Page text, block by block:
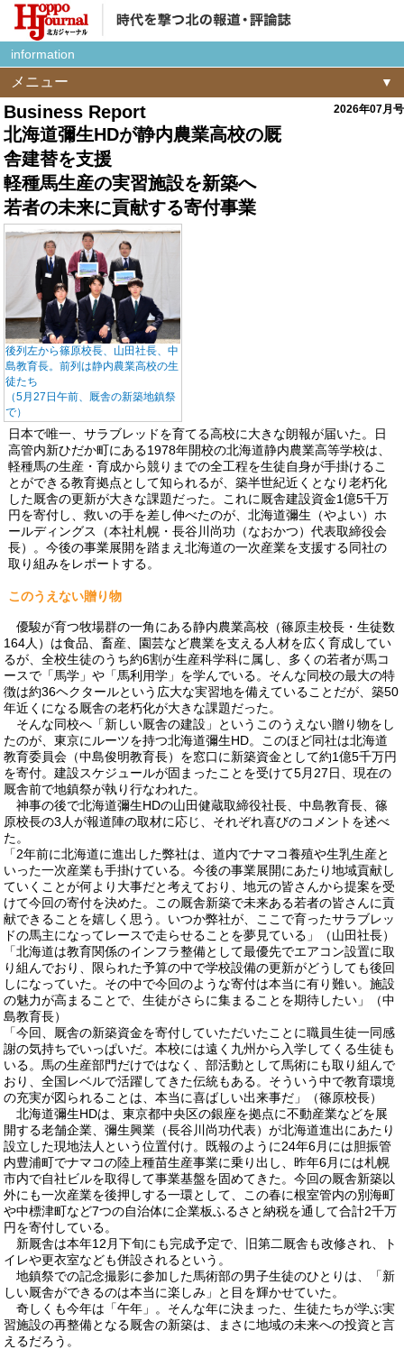
information
メニュー
Business Report
北海道彌生HDが静内農業高校の厩
舎建替を支援
軽種馬生産の実習施設を新築へ
若者の未来に貢献する寄付事業
2026年07月号
後列左から篠原校長、山田社長、中
島教育長。前列は静内農業高校の生
徒たち
（5月27日午前、厩舎の新築地鎮祭
で）
日本で唯一、サラブレッドを育てる高校に大きな朗報が届いた。日
高管内新ひだか町にある1978年開校の北海道静内農業高等学校は、
軽種馬の生産・育成から競りまでの全工程を生徒自身が手掛けるこ
とができる教育拠点として知られるが、築半世紀近くとなり老朽化
した厩舎の更新が大きな課題だった。これに厩舎建設資金1億5千万
円を寄付し、救いの手を差し伸べたのが、北海道彌生（やよい）ホ
ールディングス（本社札幌・長谷川尚功（なおかつ）代表取締役会
長）。今後の事業展開を踏まえ北海道の一次産業を支援する同社の
取り組みをレポートする。
このうえない贈り物
優駿が育つ牧場群の一角にある静内農業高校（篠原圭校長・生徒数
164人）は食品、畜産、園芸など農業を支える人材を広く育成してい
るが、全校生徒のうち約6割が生産科学科に属し、多くの若者が馬コ
ースで「馬学」や「馬利用学」を学んでいる。そんな同校の最大の特
徴は約36ヘクタールという広大な実習地を備えていることだが、築50
年近くになる厩舎の老朽化が大きな課題だった。
そんな同校へ「新しい厩舎の建設」というこのうえない贈り物をし
たのが、東京にルーツを持つ北海道彌生HD。このほど同社は北海道
教育委員会（中島俊明教育長）を窓口に新築資金として約1億5千万円
を寄付。建設スケジュールが固まったことを受けて5月27日、現在の
厩舎前で地鎮祭が執り行なわれた。
神事の後で北海道彌生HDの山田健蔵取締役社長、中島教育長、篠
原校長の3人が報道陣の取材に応じ、それぞれ喜びのコメントを述べ
た。
「2年前に北海道に進出した弊社は、道内でナマコ養殖や生乳生産と
いった一次産業も手掛けている。今後の事業展開にあたり地域貢献し
ていくことが何より大事だと考えており、地元の皆さんから提案を受
けて今回の寄付を決めた。この厩舎新築で未来ある若者の皆さんに貢
献できることを嬉しく思う。いつか弊社が、ここで育ったサラブレッ
ドの馬主になってレースで走らせることを夢見ている」（山田社長）
「北海道は教育関係のインフラ整備として最優先でエアコン設置に取
り組んでおり、限られた予算の中で学校設備の更新がどうしても後回
しになっていた。その中で今回のような寄付は本当に有り難い。施設
の魅力が高まることで、生徒がさらに集まることを期待したい」（中
島教育長）
「今回、厩舎の新築資金を寄付していただいたことに職員生徒一同感
謝の気持ちでいっぱいだ。本校には遠く九州から入学してくる生徒も
いる。馬の生産部門だけではなく、部活動として馬術にも取り組んで
おり、全国レベルで活躍してきた伝統もある。そういう中で教育環境
の充実が図られることは、本当に喜ばしい出来事だ」（篠原校長）
北海道彌生HDは、東京都中央区の銀座を拠点に不動産業などを展
開する老舗企業、彌生興業（長谷川尚功代表）が北海道進出にあたり
設立した現地法人という位置付け。既報のように24年6月には胆振管
内豊浦町でナマコの陸上種苗生産事業に乗り出し、昨年6月には札幌
市内で自社ビルを取得して事業基盤を固めてきた。今回の厩舎新築以
外にも一次産業を後押しする一環として、この春に根室管内の別海町
や中標津町など7つの自治体に企業板ふるさと納税を通して合計2千万
円を寄付している。
新厩舎は本年12月下旬にも完成予定で、旧第二厩舎も改修され、ト
イレや更衣室なども併設されるという。
地鎮祭での記念撮影に参加した馬術部の男子生徒のひとりは、「新
しい厩舎ができるのは本当に楽しみ」と目を輝かせていた。
奇しくも今年は「午年」。そんな年に決まった、生徒たちが学ぶ実
習施設の再整備となる厩舎の新築は、まさに地域の未来への投資と言
えるだろう。